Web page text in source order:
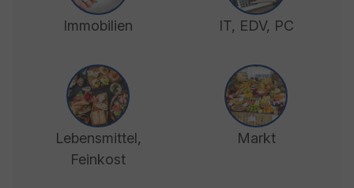
Immobilien IT, EDV, PC
Lebensmittel,
Feinkost
Markt